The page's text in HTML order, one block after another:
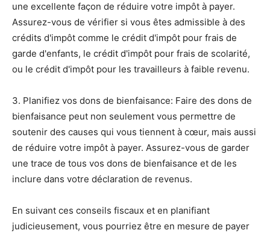
une excellente façon de réduire votre impôt à payer.
Assurez-vous de vérifier si vous êtes admissible à des
crédits d'impôt comme le crédit d'impôt pour frais de
garde d'enfants, le crédit d'impôt pour frais de scolarité,
ou le crédit d'impôt pour les travailleurs à faible revenu.
3. Planifiez vos dons de bienfaisance: Faire des dons de
bienfaisance peut non seulement vous permettre de
soutenir des causes qui vous tiennent à cœur, mais aussi
de réduire votre impôt à payer. Assurez-vous de garder
une trace de tous vos dons de bienfaisance et de les
inclure dans votre déclaration de revenus.
En suivant ces conseils fiscaux et en planifiant
judicieusement, vous pourriez être en mesure de payer